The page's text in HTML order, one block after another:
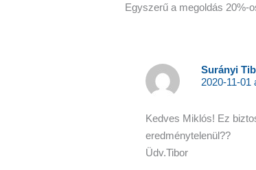
Egyszerű a megoldás 20%-
Surányi
2020-11-01
Kedves Miklós! Ez
eredménytelenül??
Üdv.Tibor